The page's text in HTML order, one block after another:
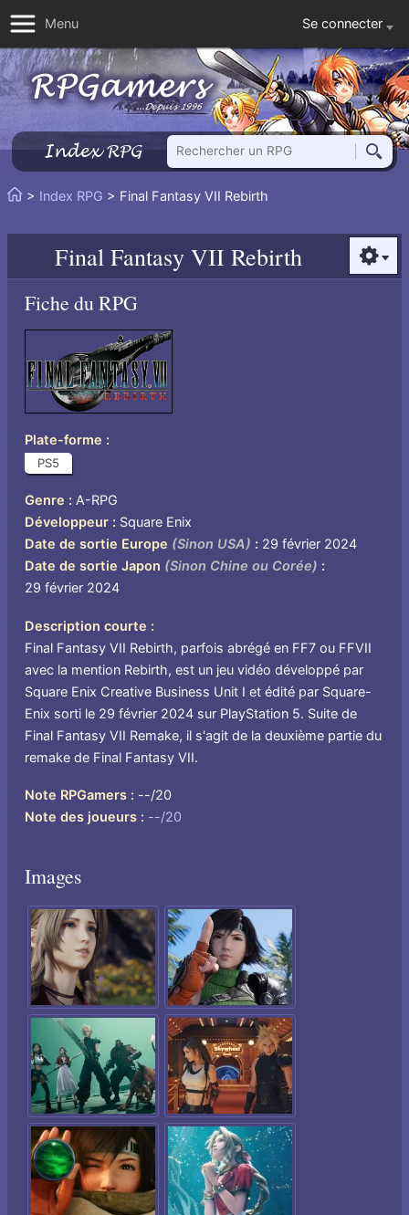
Menu Se connecter
Index RPG
Rechercher un RPG
Vous
> Index RPG > Final Fantasy VII Rebirth
Final Fantasy VII Rebirth Options
Fiche du RPG
Plate-forme
PS5
Genre
A-RPG
Développeur
Square Enix
Date de sortie Europe (Sinon USA)
29 février 2024
Date de sortie Japon (Sinon Chine ou Corée)
29 février 2024
Description courte
Final Fantasy VII Rebirth, parfois abrégé en FF7 ou FFVII
avec la mention Rebirth, est un jeu vidéo développé par
Square Enix Creative Business Unit I et édité par Square-
Enix sorti le 29 février 2024 sur PlayStation 5. Suite de
Final Fantasy VII Remake, il s'agit de la deuxième partie du
remake de Final Fantasy VII.
Note RPGamers
--/20
Note des joueurs
--/20
Images